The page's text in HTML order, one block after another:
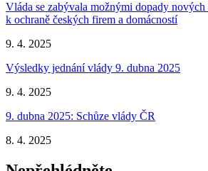
Vláda se zabývala možnými dopady
k ochraně českých firem a domácností
9. 4. 2025
Výsledky jednání vlády 9. dubna 2025
9. 4. 2025
9. dubna 2025: Schůze vlády ČR
8. 4. 2025